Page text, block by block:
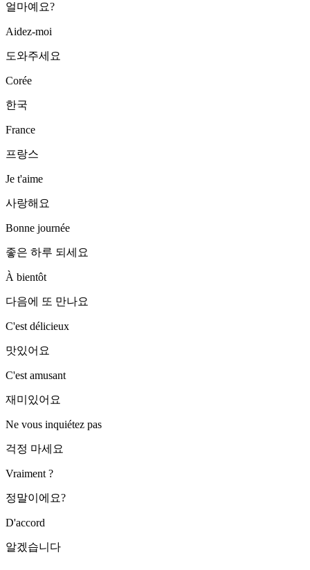
얼마예요?
Aidez-moi
도와주세요
Corée
한국
France
프랑스
Je t'aime
사랑해요
Bonne journée
좋은 하루 되세요
À bientôt
다음에 또 만나요
C'est délicieux
맛있어요
C'est amusant
재미있어요
Ne vous inquiétez pas
걱정 마세요
Vraiment ?
정말이에요?
D'accord
알겠습니다